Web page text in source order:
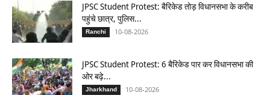
JPSC Student Protest: बैरिकेड तोड़ विधानसभा के करीब
पहुंचे छात्र, पुलिस...
Ranchi 10-08-2026
JPSC Student Protest: 6 बैरिकेड पार कर विधानसभा की
ओर बढ़े...
Jharkhand 10-08-2026